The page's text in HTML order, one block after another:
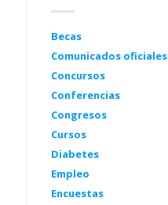
Becas
Comunicados oficiales
Concursos
Conferencias
Congresos
Cursos
Diabetes
Empleo
Encuestas